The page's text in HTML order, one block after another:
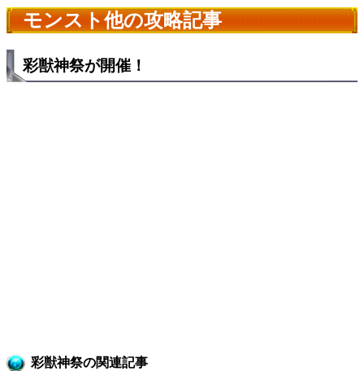
モンスト他の攻略記事
彩獣神祭が開催！
彩獣神祭の関連記事